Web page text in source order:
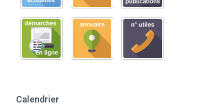
Calendrier